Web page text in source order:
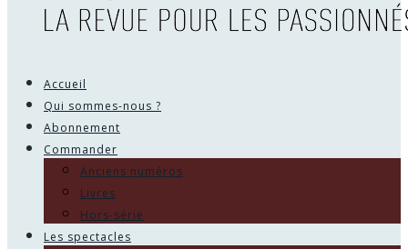
Accueil
Qui sommes-nous ?
Abonnement
Commander
Anciens numéros
Livres
Hors-série
Les spectacles